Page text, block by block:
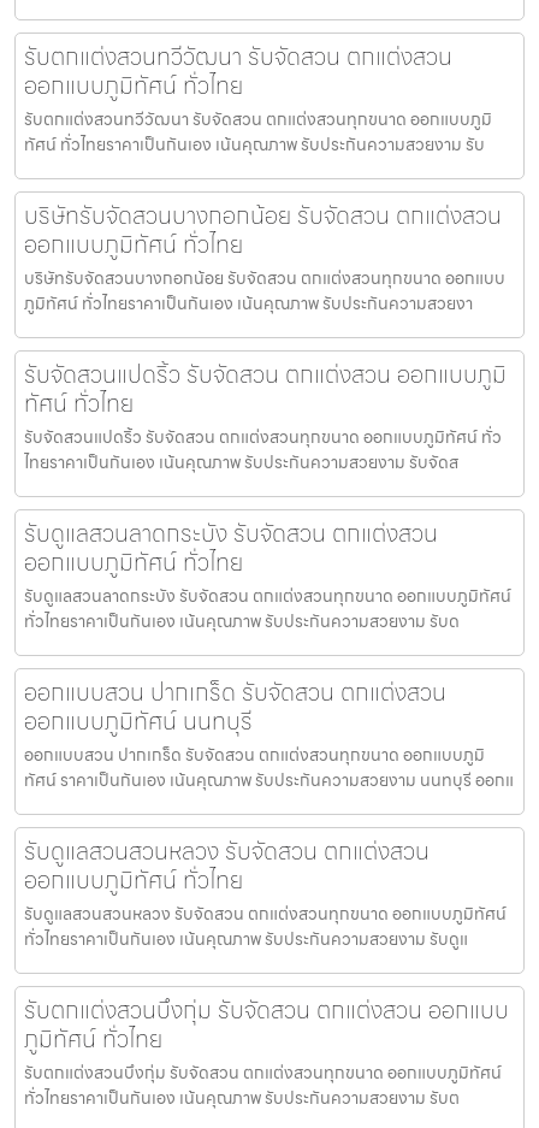
รับตกแต่งสวนทวีวัฒนา รับจัดสวน ตกแต่งสวน
ออกแบบภูมิทัศน์ ทั่วไทย
รับตกแต่งสวนทวีวัฒนา รับจัดสวน ตกแต่งสวนทุกขนาด ออกแบบภูมิ
ทัศน์ ทั่วไทยราคาเป็นกันเอง เน้นคุณภาพ รับประกันความสวยงาม รับ
บริษัทรับจัดสวนบางกอกน้อย รับจัดสวน ตกแต่งสวน
ออกแบบภูมิทัศน์ ทั่วไทย
บริษัทรับจัดสวนบางกอกน้อย รับจัดสวน ตกแต่งสวนทุกขนาด ออกแบบ
ภูมิทัศน์ ทั่วไทยราคาเป็นกันเอง เน้นคุณภาพ รับประกันความสวยงา
รับจัดสวนแปดริ้ว รับจัดสวน ตกแต่งสวน ออกแบบภูมิ
ทัศน์ ทั่วไทย
รับจัดสวนแปดริ้ว รับจัดสวน ตกแต่งสวนทุกขนาด ออกแบบภูมิทัศน์ ทั่ว
ไทยราคาเป็นกันเอง เน้นคุณภาพ รับประกันความสวยงาม รับจัดส
รับดูแลสวนลาดกระบัง รับจัดสวน ตกแต่งสวน
ออกแบบภูมิทัศน์ ทั่วไทย
รับดูแลสวนลาดกระบัง รับจัดสวน ตกแต่งสวนทุกขนาด ออกแบบภูมิทัศน์
ทั่วไทยราคาเป็นกันเอง เน้นคุณภาพ รับประกันความสวยงาม รับด
ออกแบบสวน ปากเกร็ด รับจัดสวน ตกแต่งสวน
ออกแบบภูมิทัศน์ นนทบุรี
ออกแบบสวน ปากเกร็ด รับจัดสวน ตกแต่งสวนทุกขนาด ออกแบบภูมิ
ทัศน์ ราคาเป็นกันเอง เน้นคุณภาพ รับประกันความสวยงาม นนทบุรี ออกแ
รับดูแลสวนสวนหลวง รับจัดสวน ตกแต่งสวน
ออกแบบภูมิทัศน์ ทั่วไทย
รับดูแลสวนสวนหลวง รับจัดสวน ตกแต่งสวนทุกขนาด ออกแบบภูมิทัศน์
ทั่วไทยราคาเป็นกันเอง เน้นคุณภาพ รับประกันความสวยงาม รับดูแ
รับตกแต่งสวนบึงกุ่ม รับจัดสวน ตกแต่งสวน ออกแบบ
ภูมิทัศน์ ทั่วไทย
รับตกแต่งสวนบึงกุ่ม รับจัดสวน ตกแต่งสวนทุกขนาด ออกแบบภูมิทัศน์
ทั่วไทยราคาเป็นกันเอง เน้นคุณภาพ รับประกันความสวยงาม รับต